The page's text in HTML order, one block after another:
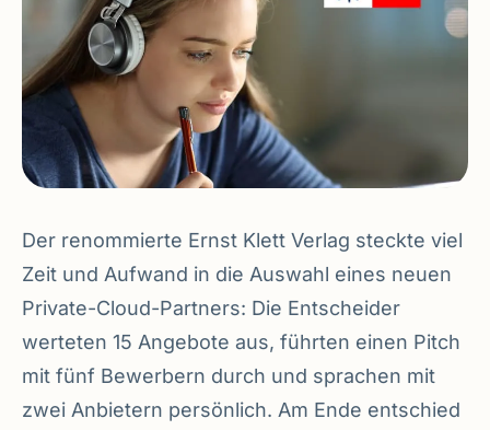
Der renommierte Ernst Klett Verlag steckte viel
Zeit und Aufwand in die Auswahl eines neuen
Private-Cloud-Partners: Die Entscheider
werteten 15 Angebote aus, führten einen Pitch
mit fünf Bewerbern durch und sprachen mit
zwei Anbietern persönlich. Am Ende entschied